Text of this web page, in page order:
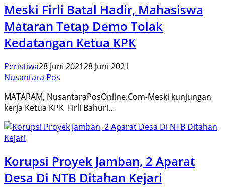
Meski Firli Batal Hadir, Mahasiswa
Mataran Tetap Demo Tolak
Kedatangan Ketua KPK
Peristiwa28 Juni 202128 Juni 2021
Nusantara Pos
MATARAM, NusantaraPosOnline.Com-Meski kunjungan
kerja Ketua KPK Firli Bahuri…
Korupsi Proyek Jamban, 2 Aparat
Desa Di NTB Ditahan Kejari